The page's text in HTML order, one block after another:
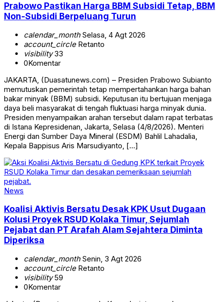
Prabowo Pastikan Harga BBM Subsidi Tetap, BBM
Non-Subsidi Berpeluang Turun
calendar_monthSelasa, 4 Agt 2026
account_circleRetanto
visibility33
0Komentar
JAKARTA, (Duasatunews.com) – Presiden Prabowo Subianto
memutuskan pemerintah tetap mempertahankan harga bahan
bakar minyak (BBM) subsidi. Keputusan itu bertujuan menjaga
daya beli masyarakat di tengah fluktuasi harga minyak dunia.
Presiden menyampaikan arahan tersebut dalam rapat terbatas
di Istana Kepresidenan, Jakarta, Selasa (4/8/2026). Menteri
Energi dan Sumber Daya Mineral (ESDM) Bahlil Lahadalia,
Kepala Bappisus Aris Marsudiyanto, […]
News
Koalisi Aktivis Bersatu Desak KPK Usut Dugaan
Kolusi Proyek RSUD Kolaka Timur, Sejumlah
Pejabat dan PT Arafah Alam Sejahtera Diminta
Diperiksa
calendar_monthSenin, 3 Agt 2026
account_circleRetanto
visibility59
0Komentar